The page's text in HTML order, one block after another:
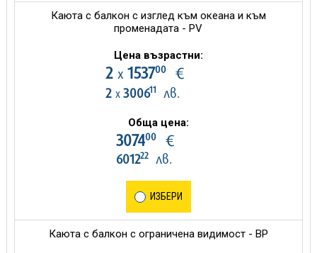
Каюта с балкон с изглед към океана и към
променадата - PV
Цена възрастни:
2 х 153700€
2 х 300611 лв.
Обща цена:
307400€
601222лв.
ИЗБЕРИ
Каюта с балкон с ограничена видимост - BP